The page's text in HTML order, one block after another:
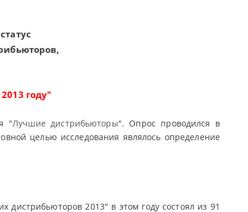
году"
"Лучшие дистрибьюторы". Опрос проводился в
целью исследования являлось определение
дистрибьюторов 2013" в этом году состоял из 91